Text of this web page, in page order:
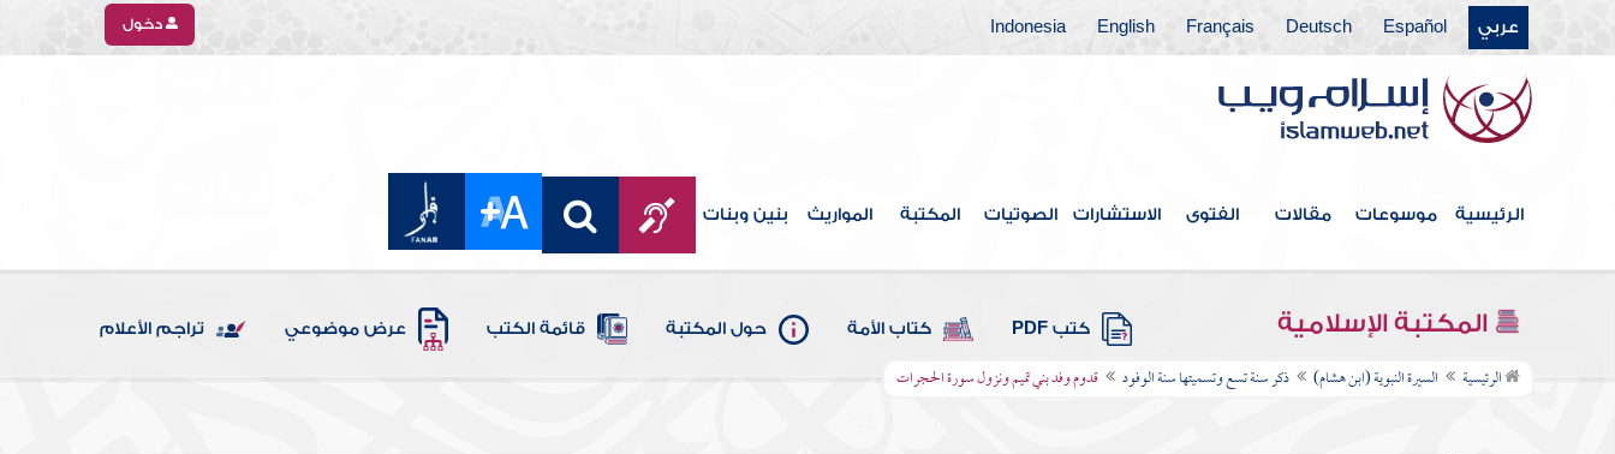
عربي Español
Deutsch
Français
English
Indonesia دخول
الرئيسية موسوعات مقالات الفتوى الاستشارات الصوتيات المكتبة المواريث بنين وبنات
المكتبة الإسلامية كتب PDF كتاب الأمة حول المكتبة قائمة الكتب عرض موضوعي تراجم الأعلام
الرئيسية السيرة النبوية (ابن هشام) ذكر سنة تسع وتسميتها سنة الوفود قدوم وفد بني تميم ونزول سورة الحجرات
عمرة الرسول من الجعرانة
غزوة تبوك
أمر وفد ثقيف وإسلامها
حج أبي بكر بالناس سنة تسع
شعر حسان الذي عدد فيه المغازي
ذكر سنة تسع وتسميتها سنة الوفود